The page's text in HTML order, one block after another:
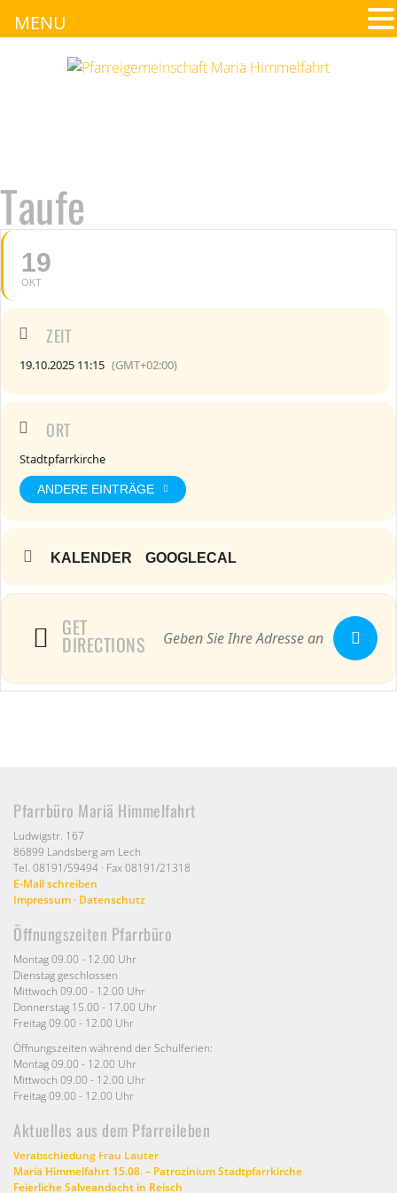
Taufe
19
OKT
ZEIT
19.10.2025 11:15 (GMT+02:00)
ORT
Stadtpfarrkirche
ANDERE EINTRÄGE
KALENDER GOOGLECAL
GET
DIRECTIONS
Pfarrbüro Mariä Himmelfahrt
Ludwigstr. 167
86899 Landsberg am Lech
Tel. 08191/59494 · Fax 08191/21318
E-Mail schreiben
Impressum · Datenschutz
Öffnungszeiten Pfarrbüro
Montag 09.00 - 12.00 Uhr
Dienstag geschlossen
Mittwoch 09.00 - 12.00 Uhr
Donnerstag 15.00 - 17.00 Uhr
Freitag 09.00 - 12.00 Uhr
Öffnungszeiten während der Schulferien:
Montag 09.00 - 12.00 Uhr
Mittwoch 09.00 - 12.00 Uhr
Freitag 09.00 - 12.00 Uhr
Aktuelles aus dem Pfarreileben
Verabschiedung Frau Lauter
Mariä Himmelfahrt 15.08. – Patrozinium Stadtpfarrkirche
Feierliche Salveandacht in Reisch
MENU